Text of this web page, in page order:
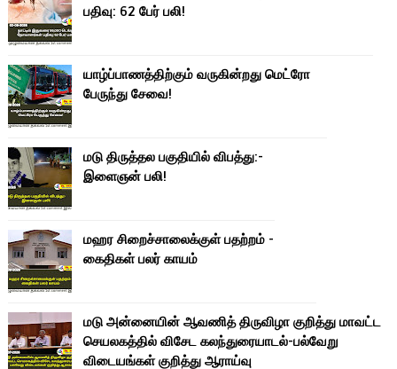
பதிவு: 62 பேர் பலி!
யாழ்ப்பாணத்திற்கும் வருகின்றது மெட்ரோ
பேருந்து சேவை!
மடு திருத்தல பகுதியில் விபத்து:-
இளைஞன் பலி!
மஹர சிறைச்சாலைக்குள் பதற்றம் -
கைதிகள் பலர் காயம்
மடு அன்னையின் ஆவணித் திருவிழா குறித்து மாவட்ட
செயலகத்தில் விசேட கலந்துரையாடல்-பல்வேறு
விடையங்கள் குறித்து ஆராய்வு